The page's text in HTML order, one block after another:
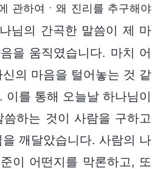
관하여ㆍ왜 진리를 추구해야
님의 간곡한 말씀이 제 마
을 움직였습니다. 마치 어
의 마음을 털어놓는 것 같
이를 통해 오늘날 하나님이
씀하는 것이 사람을 구하고
깨달았습니다. 사람의 나
이 어떤지를 막론하고, 또